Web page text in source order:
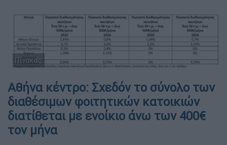
Πίνακας
Αθήνα κέντρο: Σχεδόν το σύνολο των
διαθέσιμων φοιτητικών κατοικιών
διατίθεται με ενοίκιο άνω των 400€
τον μήνα